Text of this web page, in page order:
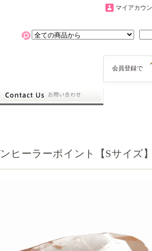
マイアカウ
会員登録で
ヒーラーポイント【Sサイズ